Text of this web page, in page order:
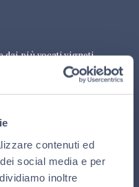
contenuti ed
social media e per
inoltre
dai più vocati vigneti